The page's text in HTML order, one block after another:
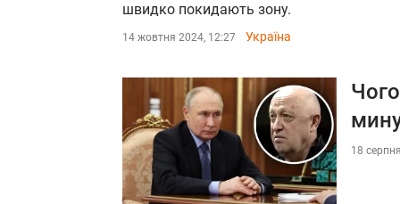
швидко покидають зону.
14 жовтня 2024, 12:27 Україна
18